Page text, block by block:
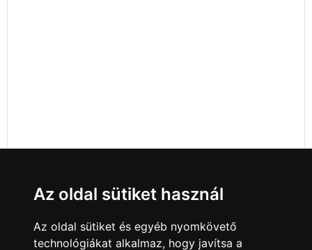
Az oldal sütiket használ
Az oldal sütiket és egyéb nyomkövető
technológiákat alkalmaz, hogy javítsa a